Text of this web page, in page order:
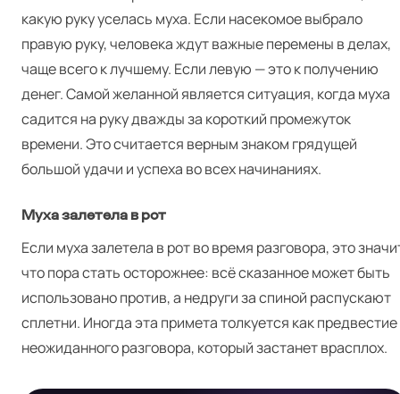
какую руку уселась муха. Если насекомое выбрало
правую руку, человека ждут важные перемены в делах,
чаще всего к лучшему. Если левую — это к получению
денег. Самой желанной является ситуация, когда муха
садится на руку дважды за короткий промежуток
времени. Это считается верным знаком грядущей
большой удачи и успеха во всех начинаниях.
Муха залетела в рот
Если муха залетела в рот во время разговора, это
что пора стать осторожнее: всё сказанное может быть
использовано против, а недруги за спиной распускают
сплетни. Иногда эта примета толкуется как предвестие
неожиданного разговора, который застанет врасплох.